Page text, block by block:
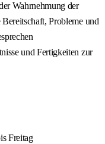
Wahrnehmung der
Probleme und
und Fertigkeiten zur
Freitag